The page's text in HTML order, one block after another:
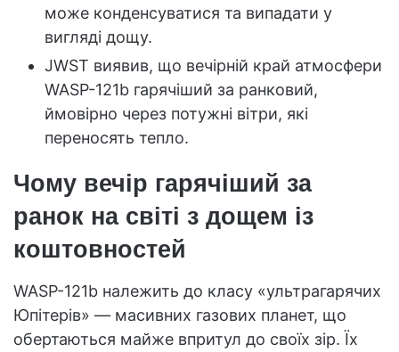
може конденсуватися та випадати у
вигляді дощу.
JWST виявив, що вечірній край атмосфери
WASP-121b гарячіший за ранковий,
ймовірно через потужні вітри, які
переносять тепло.
Чому вечір гарячіший за
ранок на світі з дощем із
коштовностей
WASP-121b належить до класу «ультрагарячих
Юпітерів» — масивних газових планет, що
обертаються майже впритул до своїх зір. Їх